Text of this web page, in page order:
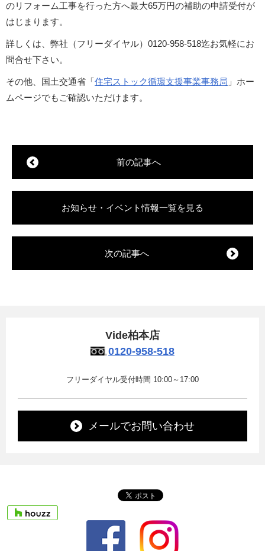
のリフォーム工事を行った方へ最大65万円の補助の申請受付が
はじまります。
詳しくは、弊社（フリーダイヤル）0120-958-518迄お気軽にお
問合せ下さい。
その他、国土交通省「住宅ストック循環支援事業事務局 」ホー
ムページでもご確認いただけます。
前の記事へ
お知らせ・イベント情報一覧を見る
次の記事へ
Vide柏本店
0120-958-518
フリーダイヤル受付時間 10:00～17:00
メールでお問い合わせ